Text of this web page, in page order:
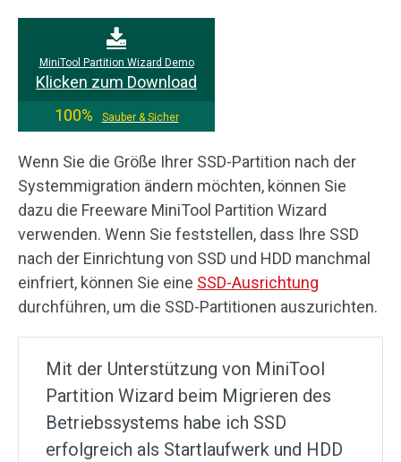
MiniTool Partition Wizard Demo
Klicken zum Download
100%
Sauber & Sicher
Wenn Sie die Größe Ihrer SSD-Partition nach der
Systemmigration ändern möchten, können Sie
dazu die Freeware MiniTool Partition Wizard
verwenden. Wenn Sie feststellen, dass Ihre SSD
nach der Einrichtung von SSD und HDD manchmal
einfriert, können Sie eine SSD-Ausrichtung
durchführen, um die SSD-Partitionen auszurichten.
Mit der Unterstützung von MiniTool
Partition Wizard beim Migrieren des
Betriebssystems habe ich SSD
erfolgreich als Startlaufwerk und HDD